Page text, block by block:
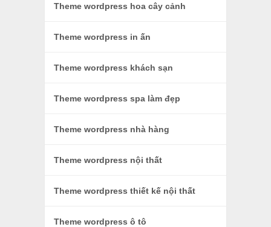
Theme wordpress hoa cây cảnh
Theme wordpress in ấn
Theme wordpress khách sạn
Theme wordpress spa làm đẹp
Theme wordpress nhà hàng
Theme wordpress nội thất
Theme wordpress thiết kế nội thất
Theme wordpress ô tô